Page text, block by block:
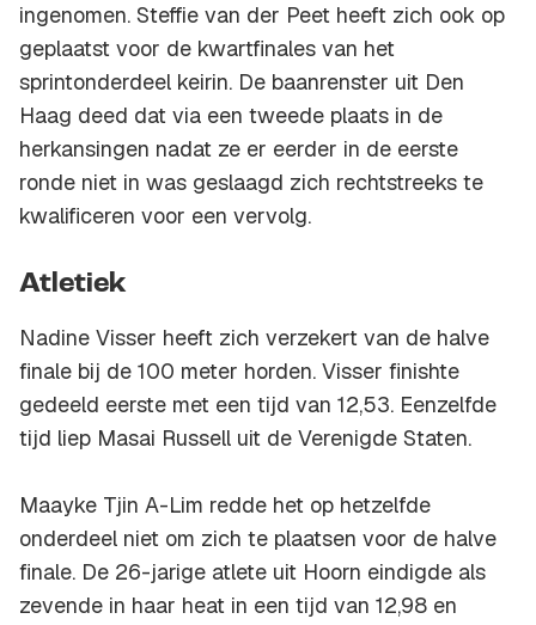
ingenomen. Steffie van der Peet heeft zich ook op
geplaatst voor de kwartfinales van het
sprintonderdeel keirin. De baanrenster uit Den
Haag deed dat via een tweede plaats in de
herkansingen nadat ze er eerder in de eerste
ronde niet in was geslaagd zich rechtstreeks te
kwalificeren voor een vervolg.
Atletiek
Nadine Visser heeft zich verzekert van de halve
finale bij de 100 meter horden. Visser finishte
gedeeld eerste met een tijd van 12,53. Eenzelfde
tijd liep Masai Russell uit de Verenigde Staten.
Maayke Tjin A-Lim redde het op hetzelfde
onderdeel niet om zich te plaatsen voor de halve
finale. De 26-jarige atlete uit Hoorn eindigde als
zevende in haar heat in een tijd van 12,98 en